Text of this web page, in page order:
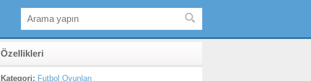
Özellikleri
Kategori: Futbol Oyunları